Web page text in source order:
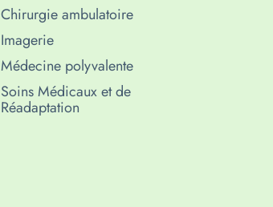
Chirurgie ambulatoire
Imagerie
Médecine polyvalente
Soins Médicaux et de
Réadaptation